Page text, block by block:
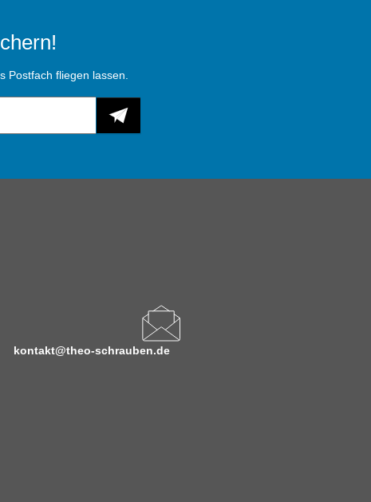
Postfach fliegen lassen.
kontakt@theo-schrauben.de